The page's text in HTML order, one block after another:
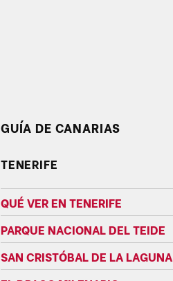
GUÍA DE CANARIAS
TENERIFE
QUÉ VER EN TENERIFE
PARQUE NACIONAL DEL TEIDE
SAN CRISTÓBAL DE LA LAGUNA